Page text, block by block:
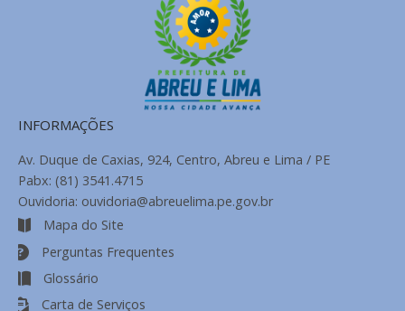
INFORMAÇÕES
Av. Duque de Caxias, 924, Centro, Abreu e Lima / PE
Pabx: (81) 3541.4715
Ouvidoria: ouvidoria@abreuelima.pe.gov.br
Mapa do Site
Perguntas Frequentes
Glossário
Carta de Serviços